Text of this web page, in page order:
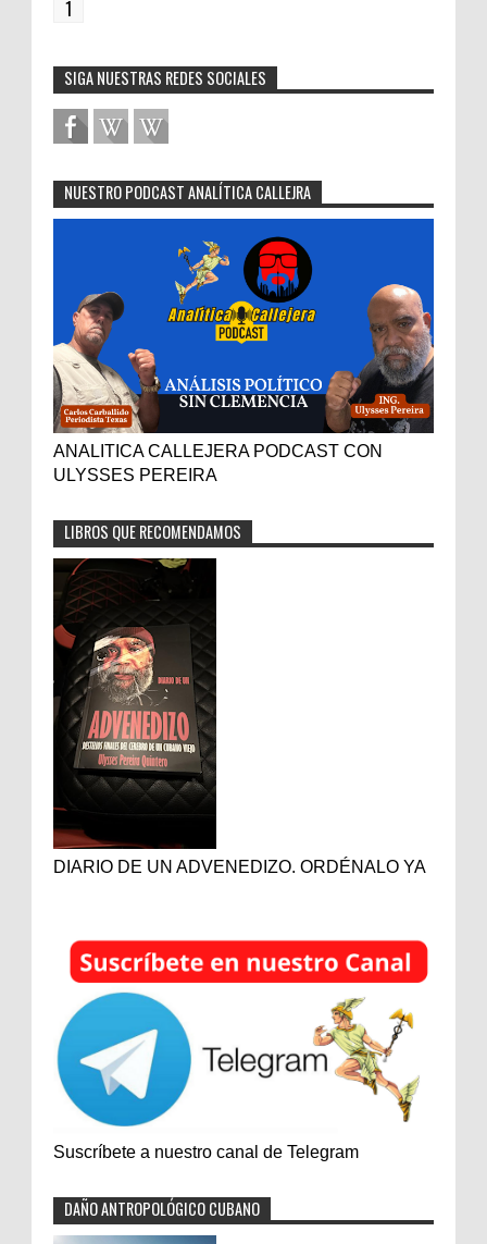
1
SIGA NUESTRAS REDES SOCIALES
NUESTRO PODCAST ANALÍTICA CALLEJRA
ANALITICA CALLEJERA PODCAST CON
ULYSSES PEREIRA
LIBROS QUE RECOMENDAMOS
DIARIO DE UN ADVENEDIZO. ORDÉNALO YA
Suscríbete a nuestro canal de Telegram
DAÑO ANTROPOLÓGICO CUBANO